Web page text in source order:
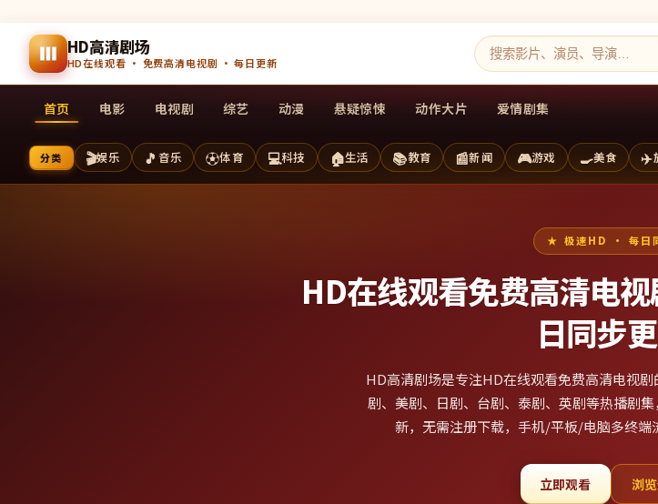
HD高清剧场
HD在线观看 · 免费高清电视剧 · 每日更新
首页 电影 电视剧 综艺 动漫 悬疑惊悚 动作大片 爱情剧集
分类 🎬娱乐 🎵 音乐 ⚽体育 💻科技 🏠生活 📚教育 📰新闻 🎮游戏 🍳美食 ✈️
极速HD · 每日
HD在线观看免费高清电
日同步
HD高清剧场是专注HD在线观看免费高清电视
剧、美剧、日剧、台剧、泰剧、英剧等热播剧
新，无需注册下载，手机/平板/电脑多终端
立即观看 浏